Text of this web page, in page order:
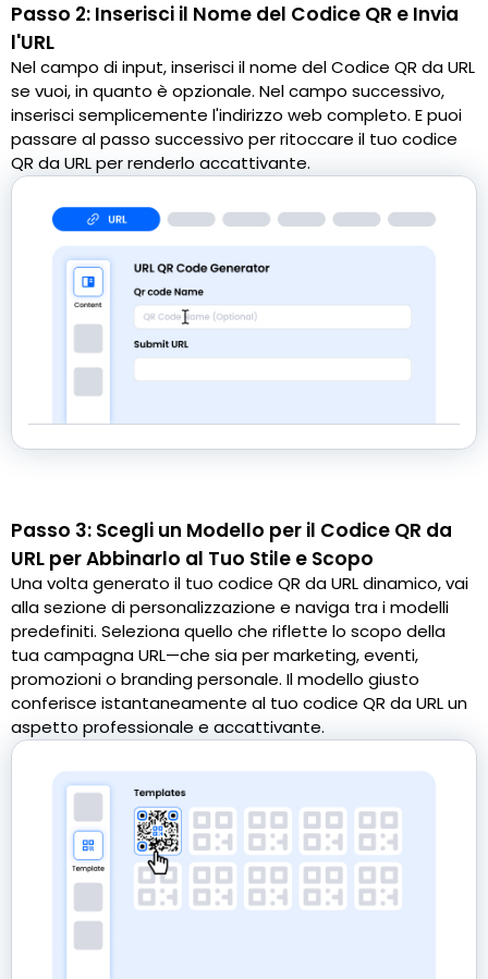
Passo 2: Inserisci il Nome del Codice QR e Invia
l'URL
Nel campo di input, inserisci il nome del Codice QR da URL
se vuoi, in quanto è opzionale. Nel campo successivo,
inserisci semplicemente l'indirizzo web completo. E puoi
passare al passo successivo per ritoccare il tuo codice
QR da URL per renderlo accattivante.
Passo 3: Scegli un Modello per il Codice QR da
URL per Abbinarlo al Tuo Stile e Scopo
Una volta generato il tuo codice QR da URL dinamico, vai
alla sezione di personalizzazione e naviga tra i modelli
predefiniti. Seleziona quello che riflette lo scopo della
tua campagna URL—che sia per marketing, eventi,
promozioni o branding personale. Il modello giusto
conferisce istantaneamente al tuo codice QR da URL un
aspetto professionale e accattivante.